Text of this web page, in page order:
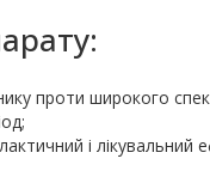
проти широкого
і лікувальний